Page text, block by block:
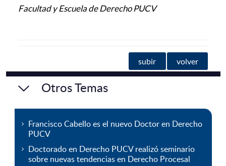
Facultad y Escuela de Derecho PUCV
subir volver
Otros Temas
Francisco Cabello es el nuevo Doctor en Derecho
PUCV
Doctorado en Derecho PUCV realizó seminario
sobre nuevas tendencias en Derecho Procesal